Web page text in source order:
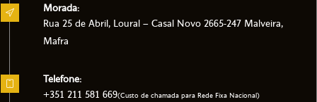
Morada:
Rua 25 de Abril, Loural – Casal Novo 2665-247 Malveira,
Mafra
Telefone:
+351 211 581 669(Custo de chamada para Rede Fixa Nacional)